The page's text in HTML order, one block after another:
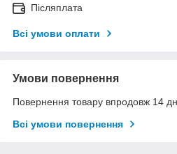
Післяплата
Всі умови оплати
Умови повернення
Повернення товару впродовж 14
Всі умови повернення